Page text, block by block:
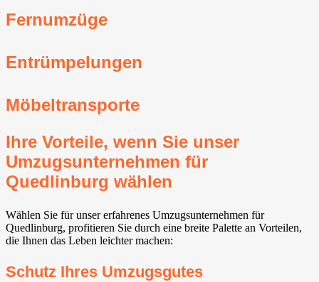
Fernumzüge
Entrümpelungen
Möbeltransporte
Ihre Vorteile, wenn Sie unser
Umzugsunternehmen für
Quedlinburg wählen
Wählen Sie für unser erfahrenes Umzugsunternehmen für
Quedlinburg, profitieren Sie durch eine breite Palette an Vorteilen,
die Ihnen das Leben leichter machen:
Schutz Ihres Umzugsgutes